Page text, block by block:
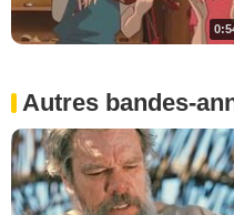
Autres bandes-